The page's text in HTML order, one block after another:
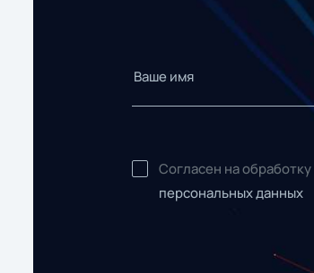
Согласен на обработку
персональных данных